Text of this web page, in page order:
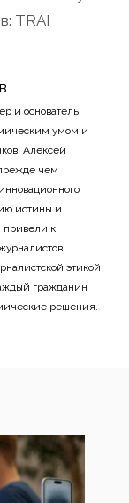
TRAI
и основатель
умом и
Алексей
чем
истины и
привели к
этикой
гражданин
решения.